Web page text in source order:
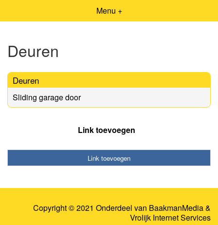
Menu +
Deuren
Deuren
Sliding garage door
Link toevoegen
Link toevoegen
Copyright © 2021 Onderdeel van BaakmanMedia&
Vrolijk Internet Services